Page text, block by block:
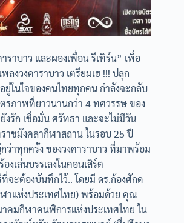
ราบาว และผองเพื่อน รีเทิร์น” เพื่อ
งวงคาราบาว เตรียมเฮ !!! ปลุก
ยู่ในใจของคนไทยทุกคน กำลังจะกลับ
รภาพที่ยาวนานกว่า 4 ทศวรรษ ของ
งรัก เชื่อมั่น ศรัทธา และจะไม่มีวัน
าชมังคลากีฬาสถาน ในรอบ 25 ปี
ว่าทุกครั้ง ของวงคาราบาว ที่มาพร้อม
งเล่นบรรเลงในคอนเสิร์ต
จะต้องบันทึกไว้.. โดยมี ดร.ก้องศักด
าแห่งประเทศไทย) พร้อมด้วย คุณ
าคมกีฬาคนพิการแห่งประเทศไทย ใน